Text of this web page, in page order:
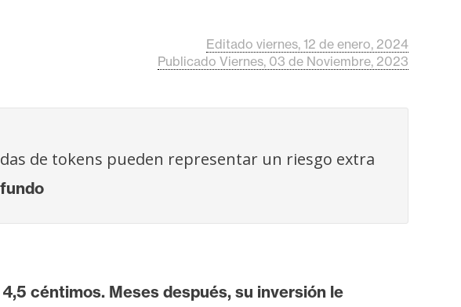
Editado viernes, 12 de enero, 2024
Publicado Viernes, 03 de Noviembre, 2023
de tokens pueden representar un riesgo extra
céntimos. Meses después, su inversión le